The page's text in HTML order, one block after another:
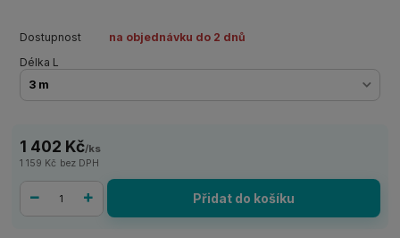
Dostupnost
na objednávku do 2 dnů
Délka L
1 402 Kč/ks
1 159 Kč bez DPH
Přidat do košíku